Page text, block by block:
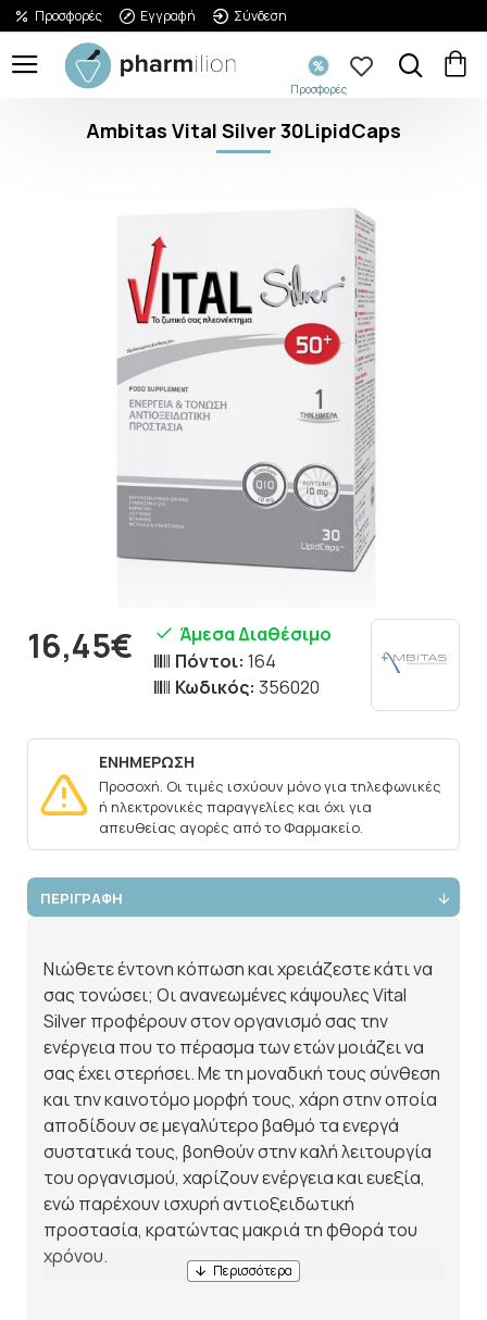
Προσφορές Εγγραφή Σύνδεση
Προσφορές
Ambitas Vital Silver 30LipidCaps
ΕΝΗΜΕΡΩΣΗ
Προσοχή. Οι τιμές ισχύουν μόνο για τηλεφωνικές
ή ηλεκτρονικές παραγγελίες και όχι για
απευθείας αγορές από το Φαρμακείο.
16,45€
Άμεσα Διαθέσιμο
Πόντοι: 164
Κωδικός: 356020
ΠΕΡΙΓΡΑΦΗ
Νιώθετε έντονη κόπωση και χρειάζεστε κάτι να
σας τονώσει; Οι ανανεωμένες κάψουλες Vital
Silver προφέρουν στον οργανισμό σας την
ενέργεια που το πέρασμα των ετών μοιάζει να
σας έχει στερήσει. Με τη μοναδική τους σύνθεση
και την καινοτόμο μορφή τους, χάρη στην οποία
αποδίδουν σε μεγαλύτερο βαθμό τα ενεργά
συστατικά τους, βοηθούν στην καλή λειτουργία
του οργανισμού, χαρίζουν ενέργεια και ευεξία,
ενώ παρέχουν ισχυρή αντιοξειδωτική
προστασία, κρατώντας μακριά τη φθορά του
χρόνου.